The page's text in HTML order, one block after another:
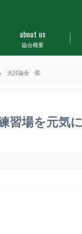
協会概要
about us
る 大討論会 ⑥
習場を元気に